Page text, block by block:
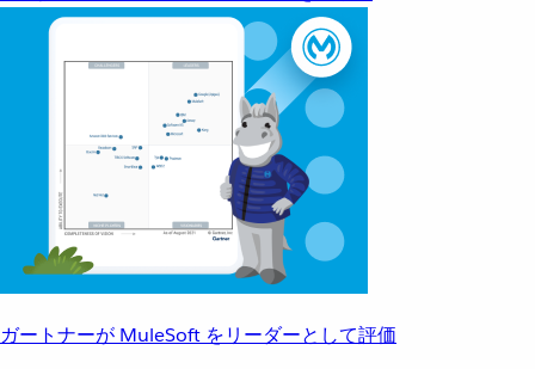
ガートナーが MuleSoft をリーダーとして評価